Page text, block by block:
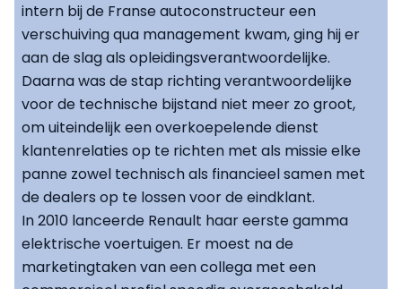
intern bij de Franse autoconstructeur een
verschuiving qua management kwam, ging hij er
aan de slag als opleidingsverantwoordelijke.
Daarna was de stap richting verantwoordelijke
voor de technische bijstand niet meer zo groot,
om uiteindelijk een overkoepelende dienst
klantenrelaties op te richten met als missie elke
panne zowel technisch als financieel samen met
de dealers op te lossen voor de eindklant.
In 2010 lanceerde Renault haar eerste gamma
elektrische voertuigen. Er moest na de
marketingtaken van een collega met een